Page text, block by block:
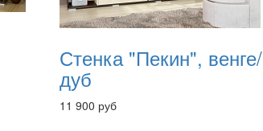
Стенка "Пекин", венге/
дуб
11 900 руб